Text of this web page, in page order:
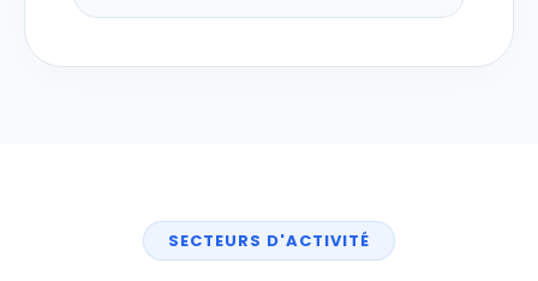
SECTEURS D'ACTIVITÉ